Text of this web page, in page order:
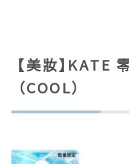
【美妝】KATE
（COOL）